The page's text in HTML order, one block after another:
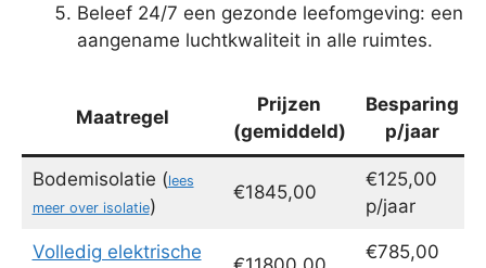
Beleef 24/7 een gezonde leefomgeving: een
aangename luchtkwaliteit in alle ruimtes.
Maatregel
Prijzen
(gemiddeld)
Besparing
p/jaar
Bodemisolatie (lees
meer over isolatie)
€1845,00
€125,00
p/jaar
Volledig elektrische
€785,00